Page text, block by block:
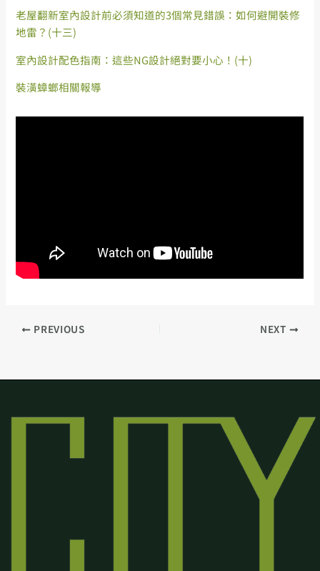
老屋翻新室內設計前必須知道的3個常見錯誤：如何避開裝修
地雷？(十三)
室內設計配色指南：這些NG設計絕對要小心！(十)
裝潢蟑螂相關報導
PREVIOUS NEXT